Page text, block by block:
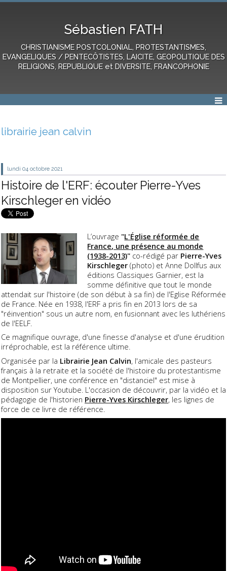
Sébastien FATH
CHRISTIANISME POSTCOLONIAL, PROTESTANTISMES,
EVANGELIQUES / PENTECÔTISTES, LAICITE, GEOPOLITIQUE DES
RELIGIONS, REPUBLIQUE et DIVERSITE, FRANCOPHONIE
librairie jean calvin
lundi 04 octobre 2021
Histoire de l'ERF: écouter Pierre-Yves
Kirschleger en vidéo
L’ouvrage "L'Église réformée de
France, une présence au monde
(1938-2013)" co-rédigé par Pierre-Yves
Kirschleger(photo) et Anne Dollfus aux
éditions Classiques Garnier, est la
somme définitive que tout le monde
attendait sur l'histoire (de son début à sa fin) de l'Eglise Réformée
de France. Née en 1938, l'ERF a pris fin en 2013 lors de sa
"réinvention" sous un autre nom, en fusionnant avec les luthériens
de l'EELF.
Ce magnifique ouvrage, d'une finesse d'analyse et d'une érudition
irréprochable, est la référence ultime.
Organisée par la Librairie Jean Calvin, l'amicale des pasteurs
français à la retraite et la société de l'histoire du protestantisme
de Montpellier, une conférence en "distanciel" est mise à
disposition sur Youtube. L'occasion de découvrir, par la vidéo et la
pédagogie de l'historien Pierre-Yves Kirschleger, les lignes de
force de ce livre de référence.